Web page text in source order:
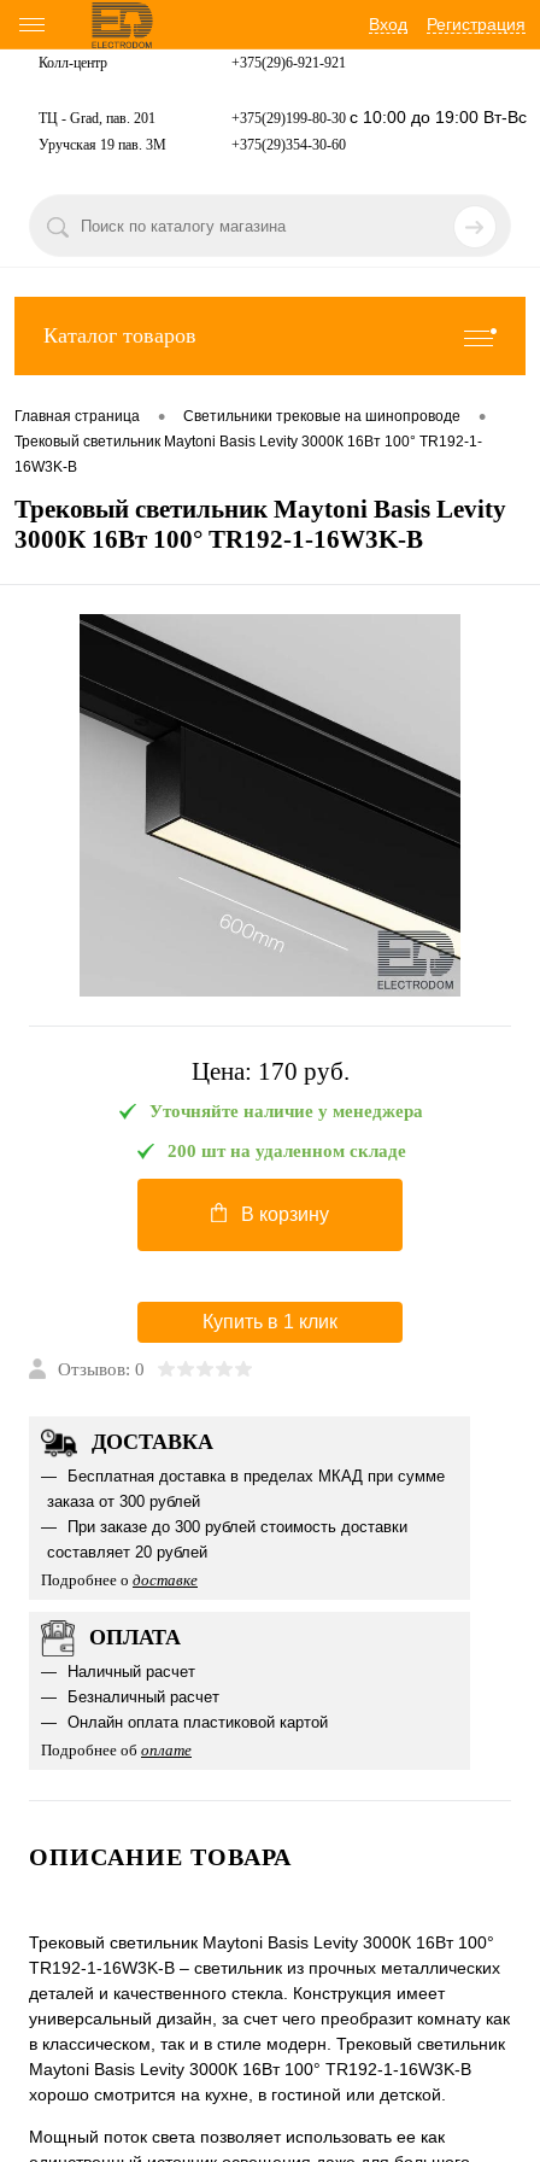
Вход Регистрация
Колл-центр +375(29)6-921-921
ТЦ - Grad, пав. 201 +375(29)199-80-30 с 10:00 до 19:00 Вт-Вс
Уручская 19 пав. 3М +375(29)354-30-60
Каталог товаров
Главная страница • Светильники трековые на шинопроводе •
Трековый светильник Maytoni Basis Levity 3000К 16Вт 100° TR192-1-
16W3K-B
Трековый светильник Maytoni Basis Levity
3000К 16Вт 100° TR192-1-16W3K-B
Цена: 170 pуб.
Уточняйте наличие у менеджера
200 шт на удаленном складе
В корзину
Купить в 1 клик
Отзывов: 0
ДОСТАВКА
Бесплатная доставка в пределах МКАД при сумме
заказа от 300 рублей
При заказе до 300 рублей стоимость доставки
составляет 20 рублей
Подробнее о доставке
ОПЛАТА
Наличный расчет
Безналичный расчет
Онлайн оплата пластиковой картой
Подробнее об оплате
ОПИСАНИЕ ТОВАРА
Трековый светильник Maytoni Basis Levity 3000К 16Вт 100°
TR192-1-16W3K-B – светильник из прочных металлических
деталей и качественного стекла. Конструкция имеет
универсальный дизайн, за счет чего преобразит комнату как
в классическом, так и в стиле модерн. Трековый светильник
Maytoni Basis Levity 3000К 16Вт 100° TR192-1-16W3K-B
хорошо смотрится на кухне, в гостиной или детской.
Мощный поток света позволяет использовать ее как